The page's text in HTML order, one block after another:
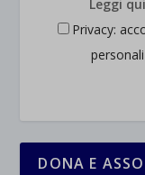
Leggi
Privacy:
DONA E